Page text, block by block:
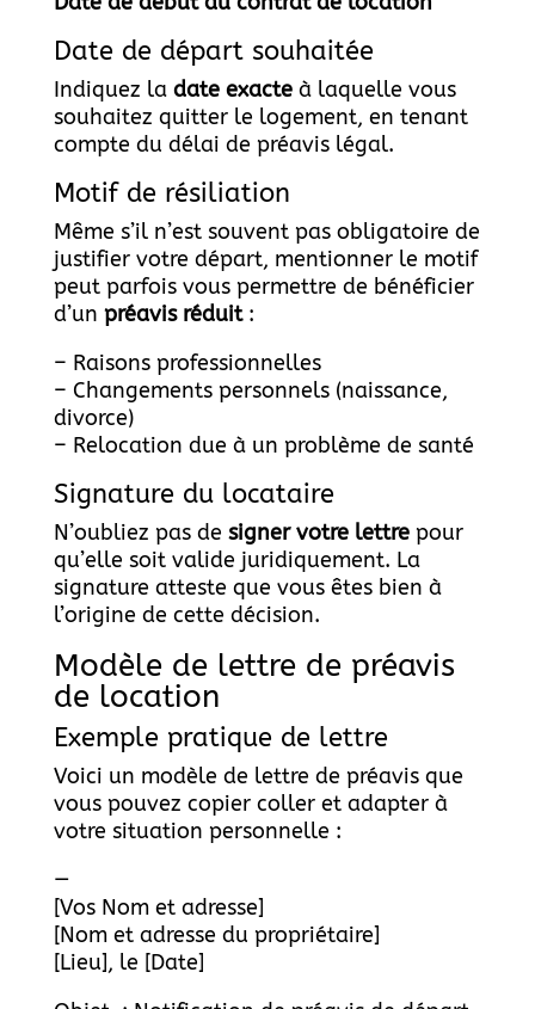
Date de départ souhaitée
Indiquez la date exacteà laquelle vous
souhaitez quitter le logement, en tenant
compte du délai de préavis légal.
Motif de résiliation
Même s’il n’est souvent pas obligatoire de
justifier votre départ, mentionner le motif
peut parfois vous permettre de bénéficier
d’un préavis réduit:
– Raisons professionnelles
– Changements personnels (naissance,
divorce)
– Relocation due à un problème de santé
Signature du locataire
N’oubliez pas de signer votre lettrepour
qu’elle soit valide juridiquement. La
signature atteste que vous êtes bien à
l’origine de cette décision.
Modèle de lettre de préavis
de location
Exemple pratique de lettre
Voici un modèle de lettre de préavis que
vous pouvez copier coller et adapter à
votre situation personnelle :
—
[Vos Nom et adresse]
[Nom et adresse du propriétaire]
[Lieu], le [Date]